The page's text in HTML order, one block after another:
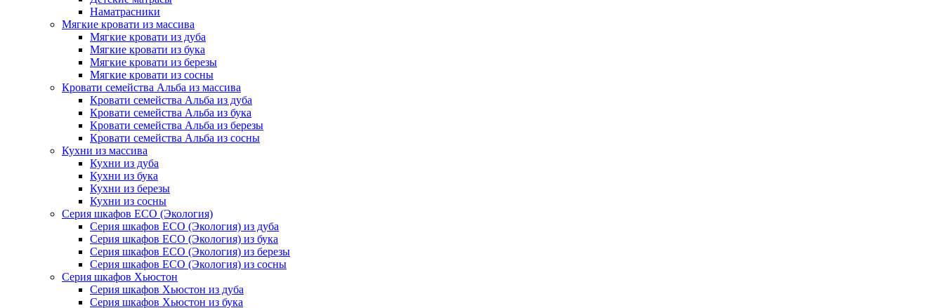
Наматрасники
Мягкие кровати из массива
Мягкие кровати из дуба
Мягкие кровати из бука
Мягкие кровати из березы
Мягкие кровати из сосны
Кровати семейства Альба из массива
Кровати семейства Альба из дуба
Кровати семейства Альба из бука
Кровати семейства Альба из березы
Кровати семейства Альба из сосны
Кухни из массива
Кухни из дуба
Кухни из бука
Кухни из березы
Кухни из сосны
Серия шкафов ECO (Экология)
Серия шкафов ECO (Экология) из дуба
Серия шкафов ECO (Экология) из бука
Серия шкафов ECO (Экология) из березы
Серия шкафов ECO (Экология) из сосны
Серия шкафов Хьюстон
Серия шкафов Хьюстон из дуба
Серия шкафов Хьюстон из бука